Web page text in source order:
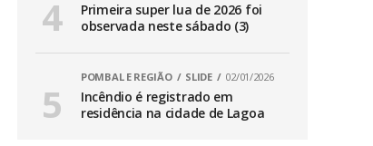
Primeira super lua de 2026 foi
observada neste sábado (3)
POMBAL E REGIÃO SLIDE 02/01/2026
Incêndio é registrado em
residência na cidade de Lagoa